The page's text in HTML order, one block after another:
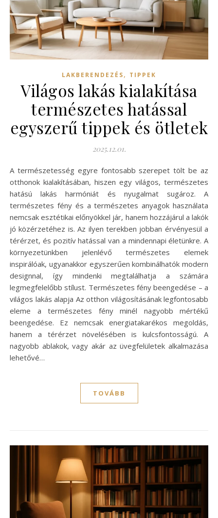
LAKBERENDEZÉS, TIPPEK
Világos lakás kialakítása
természetes hatással
egyszerű tippek és ötletek
2025.12.01.
A természetesség egyre fontosabb szerepet tölt be az
otthonok kialakításában, hiszen egy világos, természetes
hatású lakás harmóniát és nyugalmat sugároz. A
természetes fény és a természetes anyagok használata
nemcsak esztétikai előnyökkel jár, hanem hozzájárul a lakók
jó közérzetéhez is. Az ilyen terekben jobban érvényesül a
térérzet, és pozitív hatással van a mindennapi életünkre. A
környezetünkben jelenlévő természetes elemek
inspirálóak, ugyanakkor egyszerűen kombinálhatók modern
designnal, így mindenki megtalálhatja a számára
legmegfelelőbb stílust. Természetes fény beengedése – a
világos lakás alapja Az otthon világosításának legfontosabb
eleme a természetes fény minél nagyobb mértékű
beengedése. Ez nemcsak energiatakarékos megoldás,
hanem a térérzet növelésében is kulcsfontosságú. A
nagyobb ablakok, vagy akár az üvegfelületek alkalmazása
lehetővé…
TOVÁBB